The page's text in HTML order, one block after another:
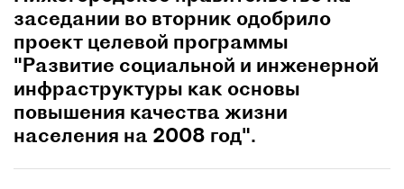
заседании во вторник одобрило
проект целевой программы
"Развитие социальной и инженерной
инфраструктуры как основы
повышения качества жизни
населения на 2008 год".